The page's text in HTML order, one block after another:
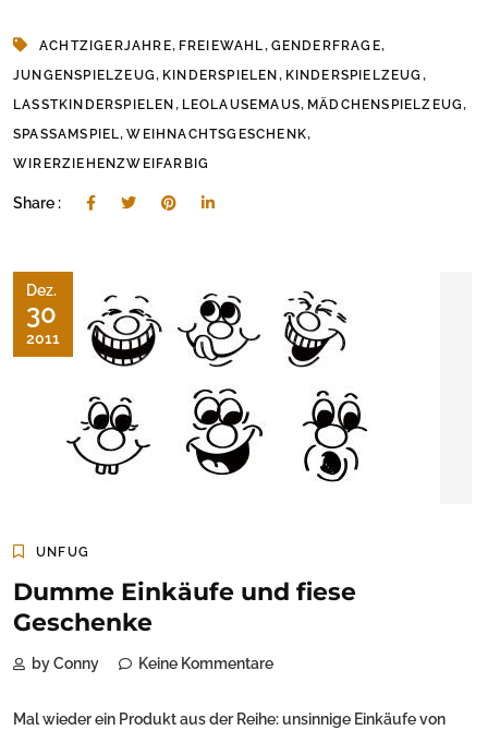
ACHTZIGERJAHRE, FREIEWAHL, GENDERFRAGE,
JUNGENSPIELZEUG, KINDERSPIELEN , KINDERSPIELZEUG ,
LASSTKINDERSPIELEN , LEOLAUSEMAUS, MÄDCHENSPIELZEUG,
SPASSAMSPIEL,WEIHNACHTSGESCHENK,
WIRERZIEHENZWEIFARBIG
Share :
Dez.
30
2011
UNFUG
Dumme Einkäufe und fiese
Geschenke
by Conny Keine Kommentare
Mal wieder ein Produkt aus der Reihe: unsinnige Einkäufe von